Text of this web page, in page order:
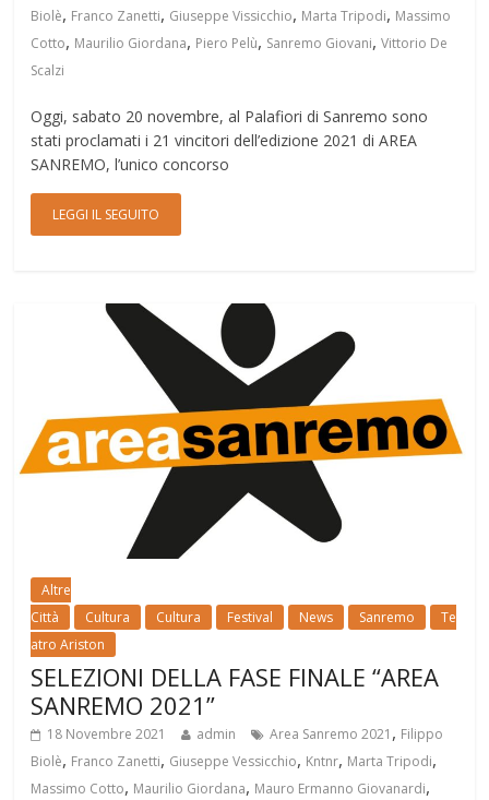
Biolè, Franco Zanetti, Giuseppe Vissicchio, Marta Tripodi, Massimo
Cotto, Maurilio Giordana, Piero Pelù, Sanremo Giovani,Vittorio De
Scalzi
Oggi, sabato 20 novembre, al Palafiori di Sanremo sono
stati proclamati i 21 vincitori dell’edizione 2021 di AREA
SANREMO, l’unico concorso
LEGGI IL SEGUITO
Altre
Città
Cultura Cultura Festival News Sanremo
Te
atro Ariston
SELEZIONI DELLA FASE FINALE “AREA
SANREMO 2021”
18 Novembre 2021 admin Area Sanremo 2021 , Filippo
Biolè, Franco Zanetti, Giuseppe Vessicchio, Kntnr, Marta Tripodi,
Massimo Cotto, Maurilio Giordana, Mauro Ermanno Giovanardi,